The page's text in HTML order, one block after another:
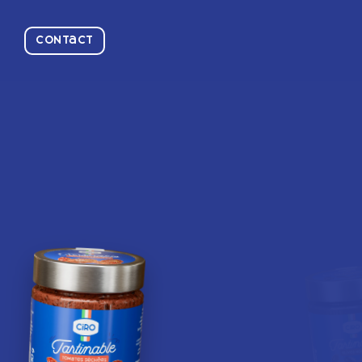
Contact